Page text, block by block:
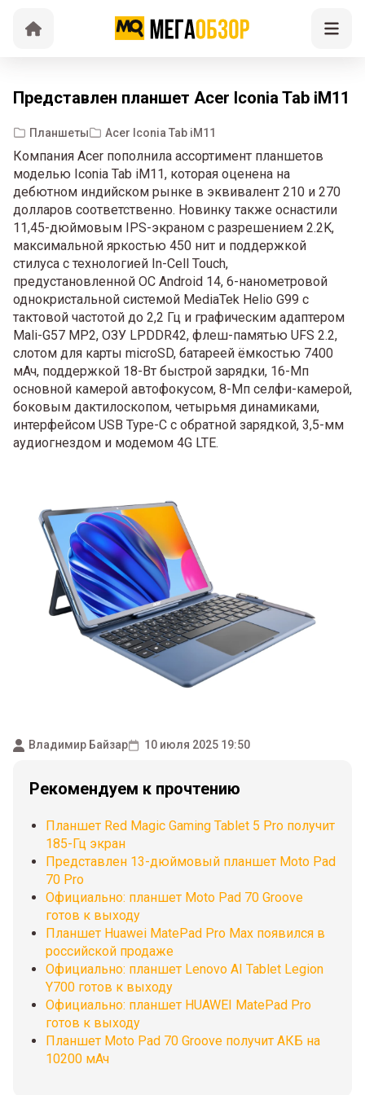
Представлен планшет Acer Iconia Tab iM11
Планшеты Acer Iconia Tab iM11
Компания Acer пополнила ассортимент планшетов
моделью Iconia Tab iM11, которая оценена на
дебютном индийском рынке в эквивалент 210 и 270
долларов соответственно. Новинку также оснастили
11,45-дюймовым IPS-экраном с разрешением 2.2K,
максимальной яркостью 450 нит и поддержкой
стилуса с технологией In-Cell Touch,
предустановленной ОС Android 14, 6-нанометровой
однокристальной системой MediaTek Helio G99 с
тактовой частотой до 2,2 Гц и графическим адаптером
Mali-G57 MP2, ОЗУ LPDDR42, флеш-памятью UFS 2.2,
слотом для карты microSD, батареей ёмкостью 7400
мАч, поддержкой 18-Вт быстрой зарядки, 16-Мп
основной камерой автофокусом, 8-Мп селфи-камерой,
боковым дактилоскопом, четырьмя динамиками,
интерфейсом USB Type-C с обратной зарядкой, 3,5-мм
аудиогнездом и модемом 4G LTE.
Владимир Байзар 10 июля 2025 19:50
Рекомендуем к прочтению
Планшет Red Magic Gaming Tablet 5 Pro получит
185-Гц экран
Представлен 13-дюймовый планшет Moto Pad
70 Pro
Официально: планшет Moto Pad 70 Groove
готов к выходу
Планшет Huawei MatePad Pro Max появился в
российской продаже
Официально: планшет Lenovo AI Tablet Legion
Y700 готов к выходу
Официально: планшет HUAWEI MatePad Pro
готов к выходу
Планшет Moto Pad 70 Groove получит АКБ на
10200 мАч